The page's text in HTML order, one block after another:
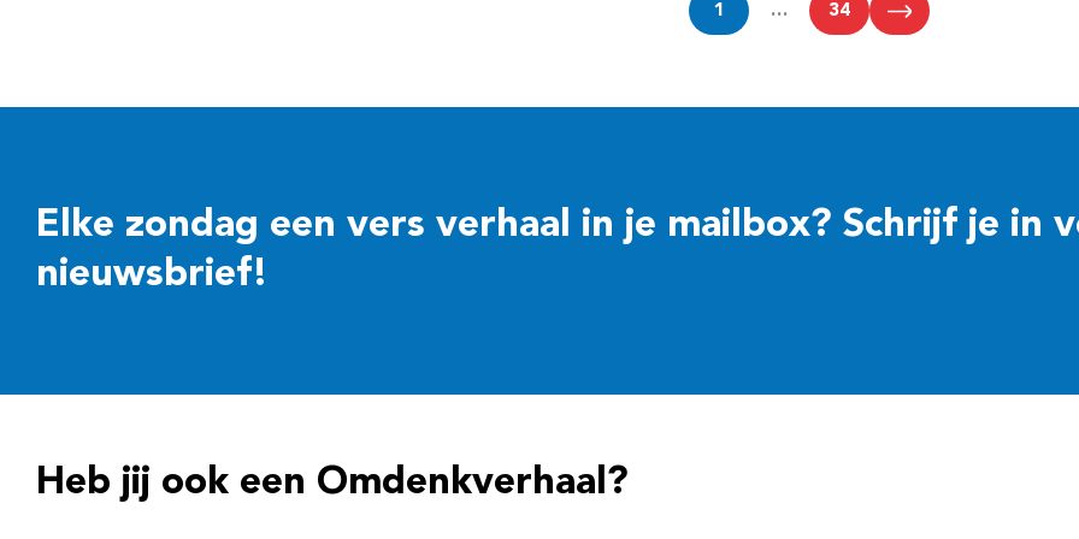
1 … 34
Elke zondag een vers verhaal in je mailbox? Schrijf je in
nieuwsbrief!
Heb jij ook een Omdenkverhaal?